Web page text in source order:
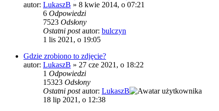
autor: LukaszB » 8 kwie 2014, o 07:21
6 Odpowiedzi
7523 Odsłony
Ostatni postautor: bulczyn
1 lis 2021, o 19:05
Gdzie zrobiono to zdjęcie?
autor: LukaszB » 27 cze 2021, o 18:22
1 Odpowiedzi
15323 Odsłony
Ostatni postautor: LukaszB
18 lip 2021, o 12:38